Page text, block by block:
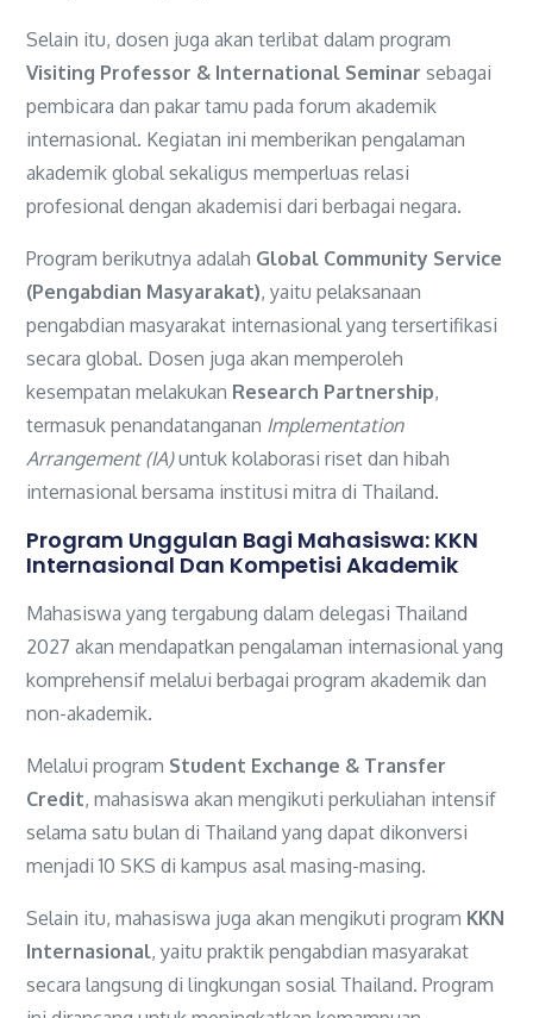
Selain itu, dosen juga akan terlibat dalam program
Visiting Professor & International Seminar sebagai
pembicara dan pakar tamu pada forum akademik
internasional. Kegiatan ini memberikan pengalaman
akademik global sekaligus memperluas relasi
profesional dengan akademisi dari berbagai negara.
Program berikutnya adalah Global Community Service
(Pengabdian Masyarakat), yaitu pelaksanaan
pengabdian masyarakat internasional yang tersertifikasi
secara global. Dosen juga akan memperoleh
kesempatan melakukan Research Partnership,
termasuk penandatanganan Implementation
Arrangement (IA)untuk kolaborasi riset dan hibah
internasional bersama institusi mitra di Thailand.
Program Unggulan Bagi Mahasiswa: KKN
Internasional Dan Kompetisi Akademik
Mahasiswa yang tergabung dalam delegasi Thailand
2027 akan mendapatkan pengalaman internasional yang
komprehensif melalui berbagai program akademik dan
non-akademik.
Melalui program Student Exchange & Transfer
Credit, mahasiswa akan mengikuti perkuliahan intensif
selama satu bulan di Thailand yang dapat dikonversi
menjadi 10 SKS di kampus asal masing-masing.
Selain itu, mahasiswa juga akan mengikuti program KKN
Internasional, yaitu praktik pengabdian masyarakat
secara langsung di lingkungan sosial Thailand. Program